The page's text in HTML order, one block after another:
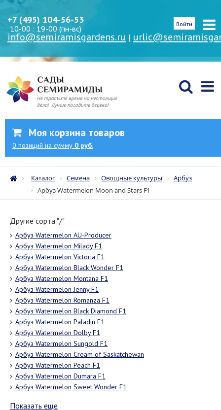
+7 (495) 104-56-53
10-00 : 19-00 (пн-вс)
info@semiramisgardens.ru |
Войти
Моя корзина товаров
0 позиций на сумму 0 руб.
Каталог Семена Овощные культуры
Арбуз
Арбуз Watermelon Moon and Stars F1
Другие сорта "/"
Арбуз Watermelon AU-Producer
Арбуз Watermelon Milady F1
Арбуз Watermelon Victoria F1
Арбуз Watermelon Black Wonder F1
Арбуз Watermelon Montana F1
Арбуз Watermelon Jenny F1
Арбуз Watermelon Romanza F1
Арбуз Watermelon Black Diamond F1
Арбуз Watermelon Paladin F1
Арбуз Watermelon Dolby F1
Арбуз Watermelon Sungold F1
Арбуз Watermelon Cream of Saskatchewan
Арбуз Watermelon Peach F1
Арбуз Watermelon Dumara F1
Арбуз Watermelon Sweet Wonder F1
Показать еще